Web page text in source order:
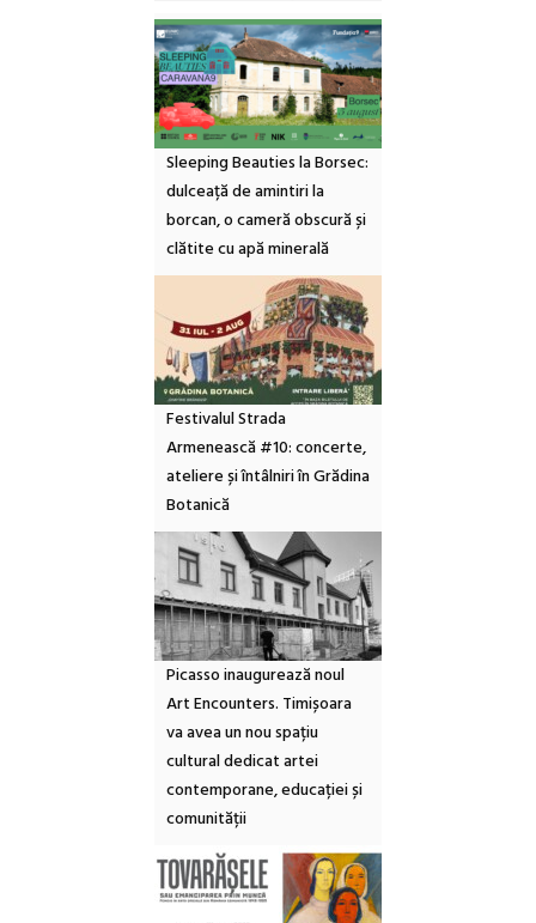
Sleeping Beauties la Borsec:
dulceață de amintiri la
borcan, o cameră obscură și
clătite cu apă minerală
Festivalul Strada
Armenească #10: concerte,
ateliere și întâlniri în Grădina
Botanică
Picasso inaugurează noul
Art Encounters. Timișoara
va avea un nou spațiu
cultural dedicat artei
contemporane, educației și
comunității